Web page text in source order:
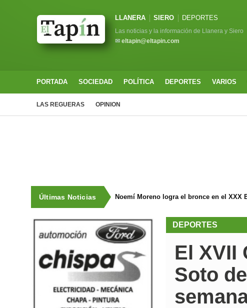
LLANERA SIERO DEPORTES
Las noticias y la información de Llanera y Siero
✉ eltapin@eltapin.com
PORTADA SOCIEDAD POLÍTICA DEPORTES VARIOS
LAS REGUERAS OPINION
Últimas Noticias Noemí Moreno logra el bronce en el XXX
DEPORTES
El XVII
Soto